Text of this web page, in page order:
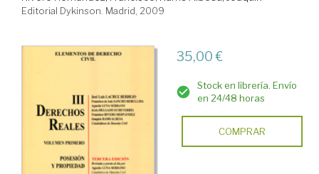
Editorial Dykinson. Madrid, 2009
35,00 €
Stock en librería. Envío
en 24/48 horas
COMPRAR